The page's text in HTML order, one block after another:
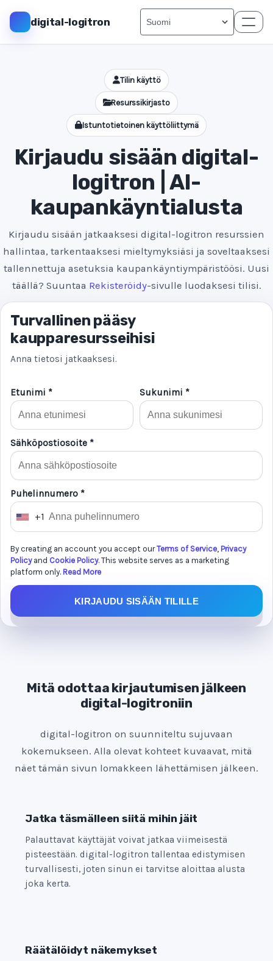
digital-logitron
Tilin käyttö
Resurssikirjasto
Istuntotietoinen käyttöliittymä
Kirjaudu sisään digital-
logitron | AI-
kaupankäyntialusta
Kirjaudu sisään jatkaaksesi digital-logitron resurssien
hallintaa, tarkentaaksesi mieltymyksiäsi ja soveltaaksesi
tallennettuja asetuksia kaupankäyntiympäristöösi. Uusi
täällä? Suuntaa Rekisteröidy-sivulle luodaksesi tilisi.
Turvallinen pääsy
kaupparesursseihisi
Anna tietosi jatkaaksesi.
Etunimi * Sukunimi *
Sähköpostiosoite *
Puhelinnumero *
U
i
t
e
S
+1
By creating an account you accept ourTerms of Service, Privacy
Policyand Cookie Policy. This website serves as a marketing
platform only. Read More
KIRJAUDU SISÄÄN TILILLE
Mitä odottaa kirjautumisen jälkeen
digital-logitroniin
digital-logitron on suunniteltu sujuvaan
kokemukseen. Alla olevat kohteet kuvaavat, mitä
näet tämän sivun lomakkeen lähettämisen jälkeen.
Jatka täsmälleen siitä mihin jäit
Palauttavat käyttäjät voivat jatkaa viimeisestä
pisteestään. digital-logitron tallentaa edistymisen
turvallisesti, joten sinun ei tarvitse aloittaa alusta
joka kerta.
Räätälöidyt näkemykset